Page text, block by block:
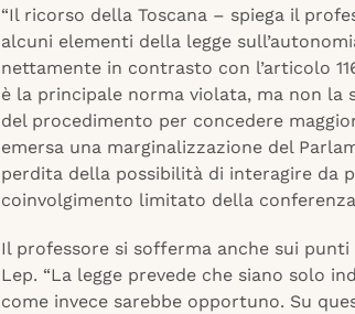
“Il ricorso della Toscana – spiega il
alcuni elementi della legge
nettamente in contrasto con l’articolo
è la principale norma violata, ma non la
del procedimento per concedere
emersa una marginalizzazione del
perdita della possibilità di interagire da
coinvolgimento limitato della
Il professore si sofferma anche sui
Lep. “La legge prevede che siano solo
come invece sarebbe opportuno. Su